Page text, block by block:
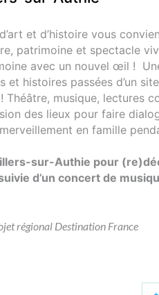
et d’histoire vous
patrimoine et spectacle
avec un nouvel œil !
histoires passées d’un
musique, lectures
des lieux pour faire
en famille
sur-Authie pour
d’un concert de
régional Destination France